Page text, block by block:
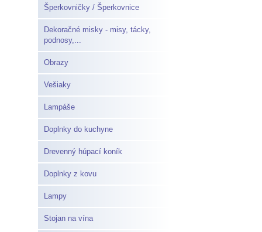
Šperkovničky / Šperkovnice
Dekoračné misky - misy, tácky,
podnosy,...
Obrazy
Vešiaky
Lampáše
Doplnky do kuchyne
Drevenný húpací koník
Doplnky z kovu
Lampy
Stojan na vína